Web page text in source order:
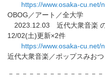
https://www.osaka-cu.net/
OBOG／アート／全大学
2023.12.03 近
12/02(土)更新×2件
https://www.osaka-cu.net/
近代大衆音楽／ポップスみお
－－－－－－－－－－－－－